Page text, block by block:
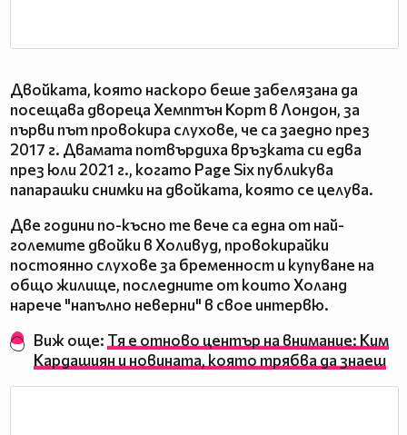
Двойката, която наскоро беше забелязана да
посещава двореца Хемптън Корт в Лондон, за
първи път провокира слухове, че са заедно през
2017 г. Двамата потвърдиха връзката си едва
през юли 2021 г., когато Page Six публикува
папарашки снимки на двойката, която се целува.
Две години по-късно те вече са една от най-
големите двойки в Холивуд, провокирайки
постоянно слухове за бременност и купуване на
общо жилище, последните от които Холанд
нарече "напълно неверни" в свое интервю.
Виж още: Тя е отново център на внимание: Ким
Кардашиян и новината, която трябва да знаеш